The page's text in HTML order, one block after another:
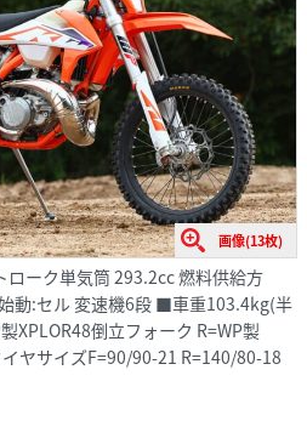
画像(13枚)
ーク単気筒 293.2cc 燃料供給方
動:セル 変速機6段 ■車重103.4kg(半
XPLOR48倒立フォーク R=WP製
ヤサイズF=90/90-21 R=140/80-18